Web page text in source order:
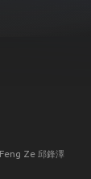
Feng Ze 邱鋒澤